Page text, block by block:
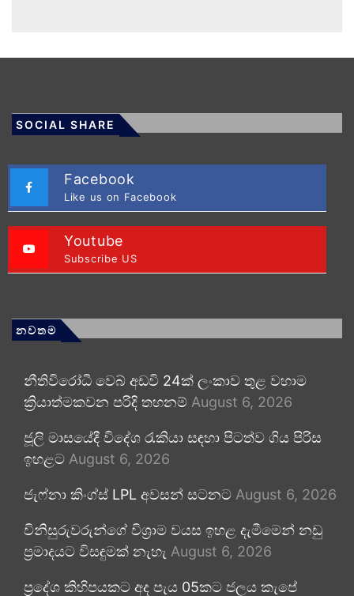
SOCIAL SHARE
Facebook
Like us on Facebook
Youtube
Subscribe US
නවතම
නීතිවිරෝධී වෙබ් අඩවි 24ක් ලංකාව තුළ වහාම
ක්‍රියාත්මකවන පරිදි තහනම් August 6, 2026
ජූලි මාසයේදී විදේශ රැකියා සඳහා පිටත්ව ගිය පිරිස
ඉහළට August 6, 2026
ජැෆ්නා කිංග්ස් LPL අවසන් සටනට August 6, 2026
විනිසුරුවරුන්ගේ විශ්‍රාම වයස ඉහළ දැමීමෙන් නඩු
ප්‍රමාදයට විසඳුමක් නැහැ August 6, 2026
ප්‍රදේශ කිහිපයකට අද පැය 05කට ජලය කැපේ